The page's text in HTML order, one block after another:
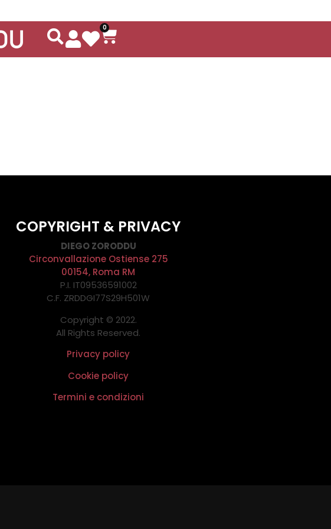
0
COPYRIGHT & PRIVACY
DIEGO ZORODDU
Circonvallazione Ostiense 275
00154, Roma RM
P.I. IT09536591002
C.F. ZRDDGI77S29H501W
Copyright © 2022.
All Rights Reserved.
Privacy policy
Cookie policy
Termini e condizioni